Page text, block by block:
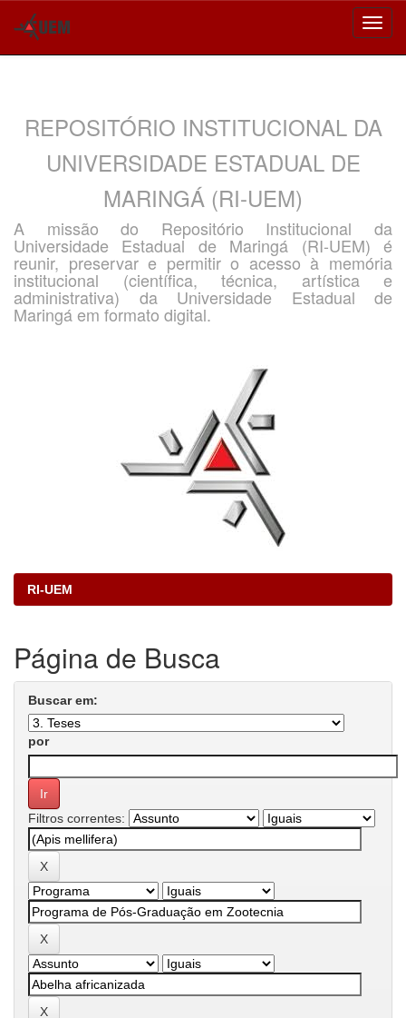
REPOSITÓRIO INSTITUCIONAL DA
UNIVERSIDADE ESTADUAL DE
MARINGÁ (RI-UEM)
A missão do Repositório Institucional da
Universidade Estadual de Maringá (RI-UEM) é
reunir, preservar e permitir o acesso à memória
institucional (científica, técnica, artística e
administrativa) da Universidade Estadual de
Maringá em formato digital.
RI-UEM
Página de Busca
Buscar em:
por
Filtros correntes: